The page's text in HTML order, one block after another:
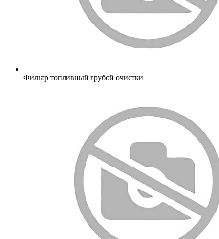
Фильтр топливный грубой очистки